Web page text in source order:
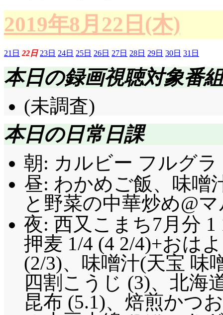
2019年8月22日(木)
21日 22日 23日 24日 25日 26日 27日 28日 29日 30日 31日
本日の録画視聴対象番組
(未調査)
本日の日常日課
朝: カルビー フルグラ
昼: わかめご飯、味噌
と野菜の中華炒め@
夜: 西又こまち7月分 1
押麦 1/4 (4 2/4)+おは
(2/3)、味噌汁(天宝 味
四割こうじ (3)、北海
昆布 (5.1)、焙煎かつ